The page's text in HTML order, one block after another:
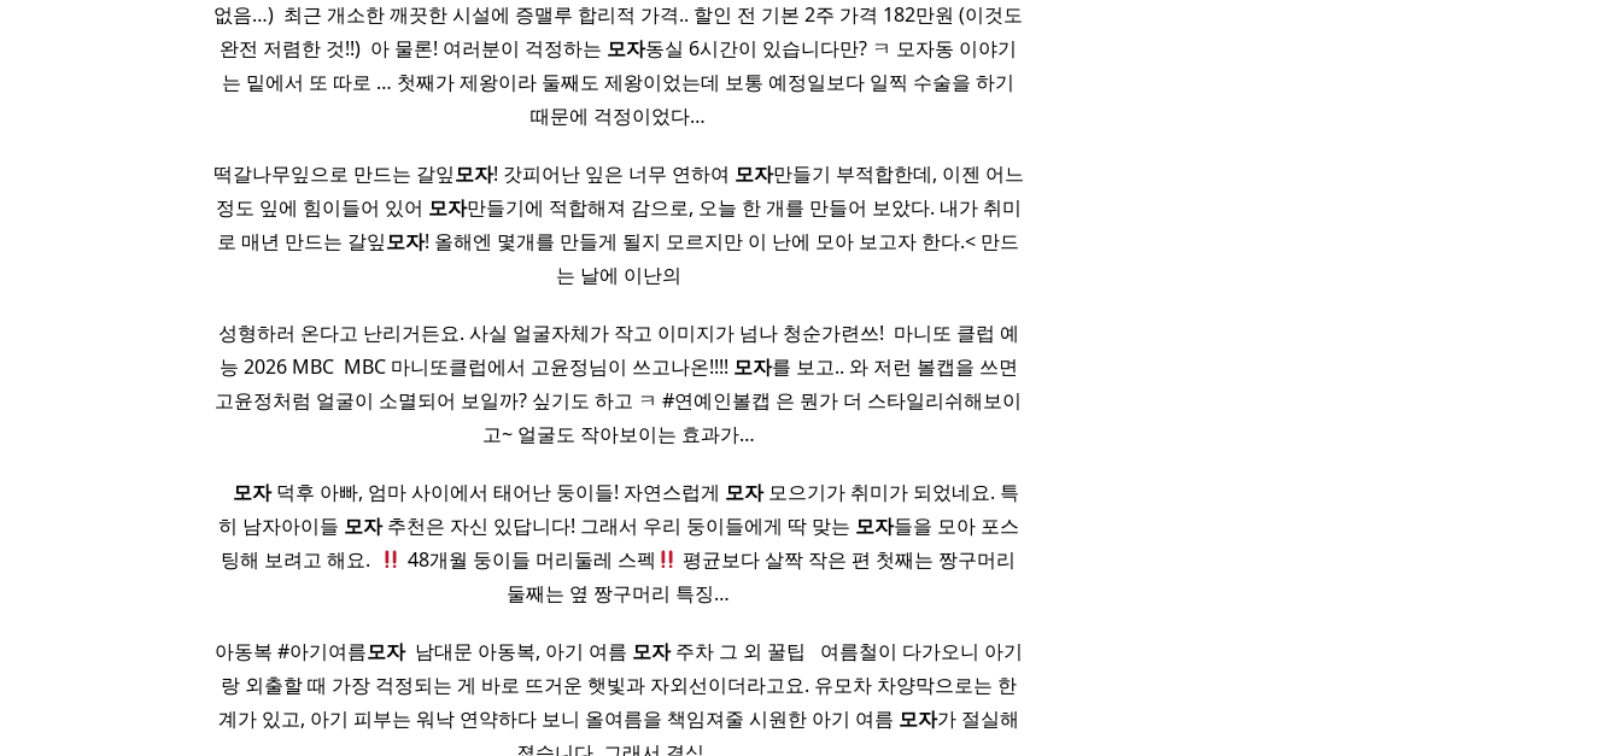
없음…) ​ 최근 개소한 깨끗한 시설에 증맬루 합리적 가격.. 할인 전 기본 2주 가격 182만원 (이것도
완전 저렴한 것!!) ​ 아 물론! 여러분이 걱정하는 모자동실 6시간이 있습니다만? ㅋ 모자동 이야기
는 밑에서 또 따로 … 첫째가 제왕이라 둘째도 제왕이었는데 보통 예정일보다 일찍 수술을 하기
때문에 걱정이었다…
떡갈나무잎으로 만드는 갈잎모자! 갓피어난 잎은 너무 연하여 모자만들기 부적합한데, 이젠 어느
정도 잎에 힘이들어 있어 모자만들기에 적합해져 감으로, 오늘 한 개를 만들어 보았다. 내가 취미
로 매년 만드는 갈잎모자! 올해엔 몇개를 만들게 될지 모르지만 이 난에 모아 보고자 한다.< 만드
는 날에 이난의
성형하러 온다고 난리거든요. 사실 얼굴자체가 작고 이미지가 넘나 청순가련쓰! ​ 마니또 클럽 예
능 2026 MBC ​ MBC 마니또클럽에서 고윤정님이 쓰고나온!!!! 모자를 보고.. 와 저런 볼캡을 쓰면
고윤정처럼 얼굴이 소멸되어 보일까? 싶기도 하고 ㅋ #연예인볼캡 은 뭔가 더 스타일리쉬해보이
고~ 얼굴도 작아보이는 효과가…
모자덕후 아빠, 엄마 사이에서 태어난 둥이들! 자연스럽게 모자모으기가 취미가 되었네요. 특
히 남자아이들 모자추천은 자신 있답니다! 그래서 우리 둥이들에게 딱 맞는 모자들을 모아 포스
팅해 보려고 해요. ​
48개월 둥이들 머리둘레 스펙
평균보다 살짝 작은 편 첫째는 짱구머리
둘째는 옆 짱구머리 특징…
아동복 #아기여름모자​ 남대문 아동복, 아기 여름 모자주차 그 외 꿀팁 ​ ​ 여름철이 다가오니 아기
랑 외출할 때 가장 걱정되는 게 바로 뜨거운 햇빛과 자외선이더라고요. 유모차 차양막으로는 한
계가 있고, 아기 피부는 워낙 연약하다 보니 올여름을 책임져줄 시원한 아기 여름 모자가 절실해